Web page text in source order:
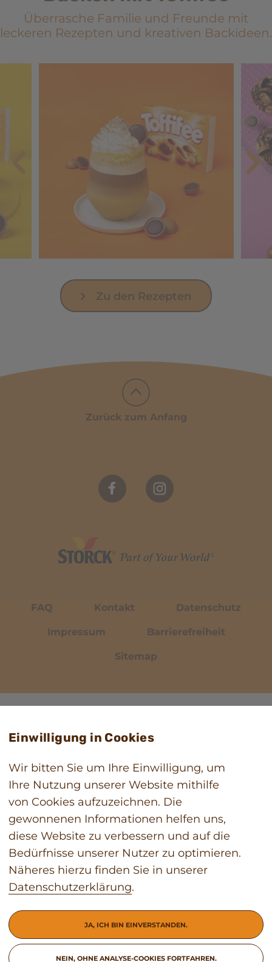
Überrasche Familie und Freunde mit
leckeren Rezepten und kreativen Backideen.
Zu den Rezepten
Zurück zum Anfang
FAQ Kontakt Datenschutz
Impressum Barrierefreiheit
Sitemap
Einwilligung in Cookies
Wir bitten Sie um Ihre Einwilligung, um
Ihre Nutzung unserer Website mithilfe
von Cookies aufzuzeichnen. Die
gewonnenen Informationen helfen uns,
diese Website zu verbessern und auf die
Bedürfnisse unserer Nutzer zu optimieren.
Näheres hierzu finden Sie in unserer
Datenschutzerklärung.
JA, ICH BIN EINVERSTANDEN.
NEIN, OHNE ANALYSE-COOKIES FORTFAHREN.